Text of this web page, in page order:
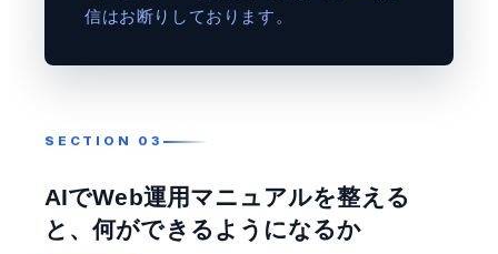
信はお断りしております。
AIでWeb運用マニュアルを整える
と、何ができるようになるか